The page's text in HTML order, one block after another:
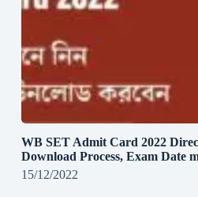
WB SET Admit Card 2022
Download Process, Exam Date
15/12/2022